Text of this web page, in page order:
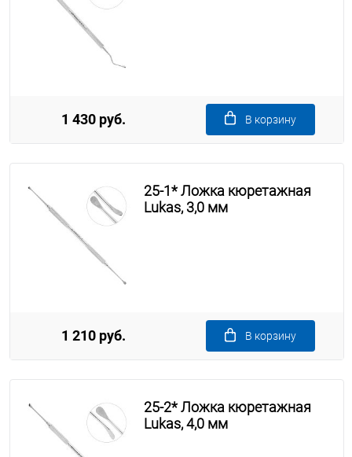
1 430 руб. В корзину
25-1* Ложка кюретажная
Lukas, 3,0 мм
1 210 руб. В корзину
25-2* Ложка кюретажная
Lukas, 4,0 мм